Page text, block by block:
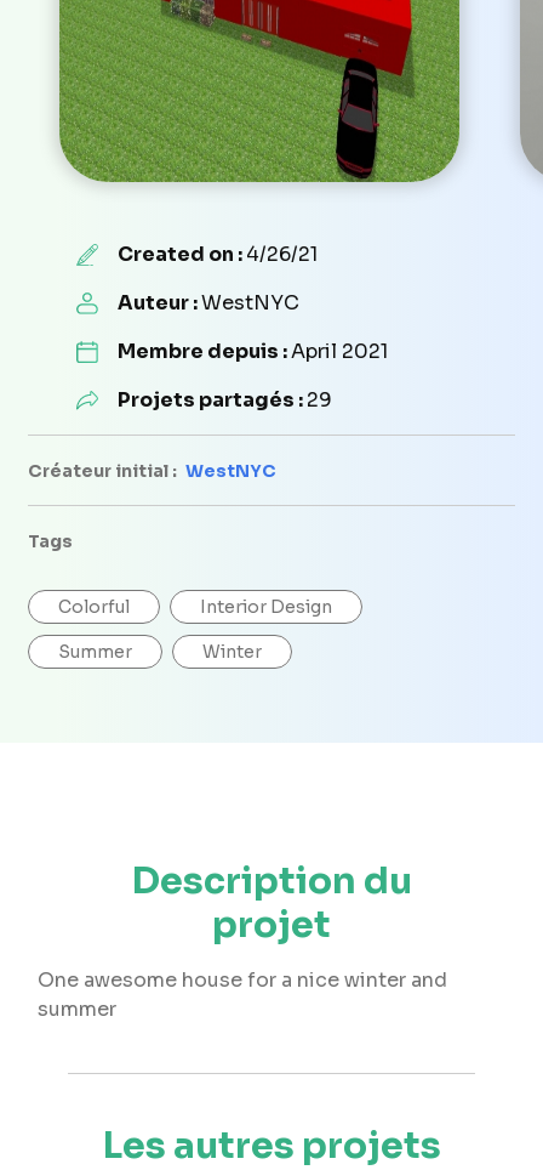
Created on :4/26/21
Auteur :WestNYC
Membre depuis :April 2021
Projets partagés :29
Créateur initial : WestNYC
Tags
Colorful Interior Design
Summer Winter
Description du
projet
One awesome house for a nice winter and
summer
Les autres projets